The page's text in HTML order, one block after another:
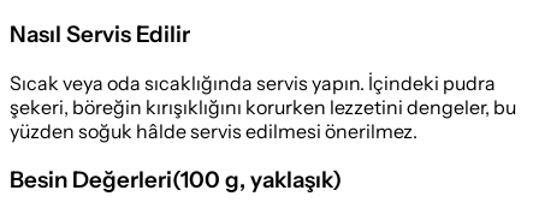
Nasıl Servis Edilir
Sıcak veya oda sıcaklığında servis yapın. İçindeki pudra
şekeri, böreğin kırışıklığını korurken lezzetini dengeler, bu
yüzden soğuk hâlde servis edilmesi önerilmez.
Besin Değerleri(100 g, yaklaşık)